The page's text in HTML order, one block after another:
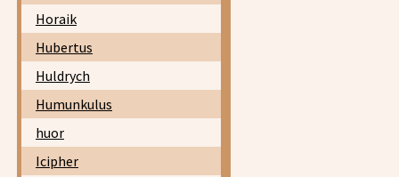
Horaik
Hubertus
Huldrych
Humunkulus
huor
Icipher